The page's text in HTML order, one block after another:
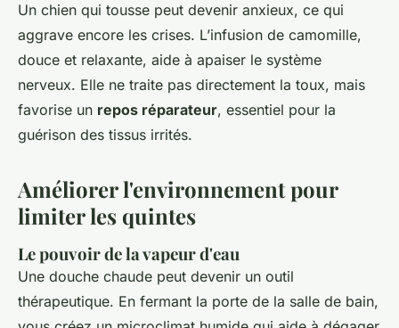
Un chien qui tousse peut devenir anxieux, ce qui
aggrave encore les crises. L’infusion de camomille,
douce et relaxante, aide à apaiser le système
nerveux. Elle ne traite pas directement la toux, mais
favorise un repos réparateur, essentiel pour la
guérison des tissus irrités.
Améliorer l'environnement pour
limiter les quintes
Le pouvoir de la vapeur d'eau
Une douche chaude peut devenir un outil
thérapeutique. En fermant la porte de la salle de bain,